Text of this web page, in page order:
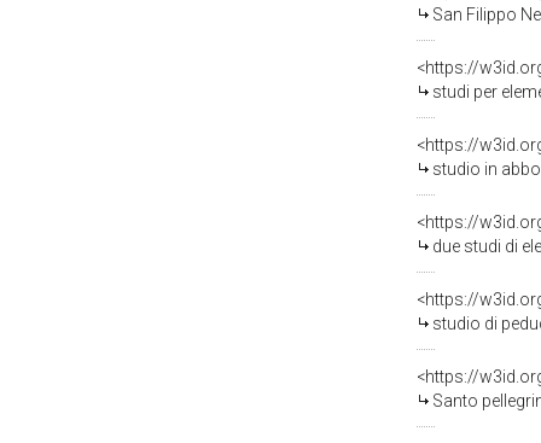
San Filippo Neri e
<https://
studi per elementi
<https://
studio in abbozzo
<https://
due studi di
<https://
studio di
<https://
Santo